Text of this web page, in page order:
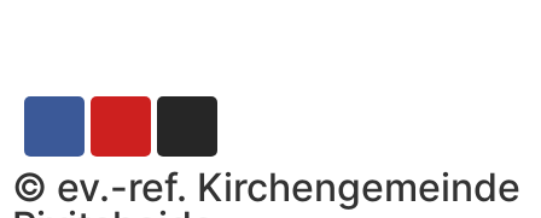
© ev.-ref. Kirchengemeinde